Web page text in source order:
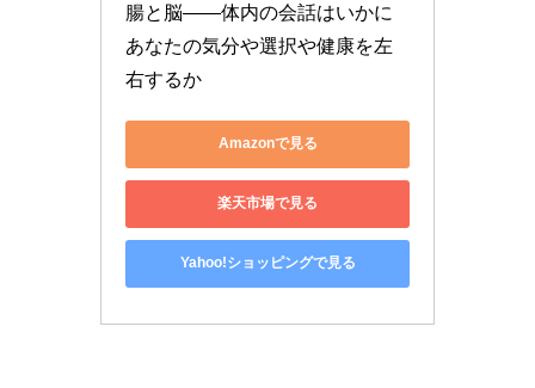
腸と脳――体内の会話はいかに
あなたの気分や選択や健康を左
右するか
Amazonで見る
楽天市場で見る
Yahoo!ショッピングで見る